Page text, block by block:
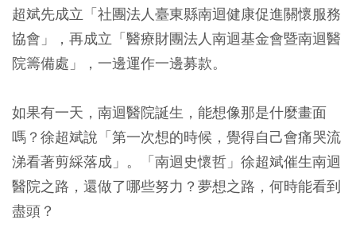
超斌先成立「社團法人臺東縣南迴健康促進關懷服務
協會」，再成立「醫療財團法人南迴基金會暨南迴醫
院籌備處」，一邊運作一邊募款。
如果有一天，南迴醫院誕生，能想像那是什麼畫面
嗎？徐超斌說「第一次想的時候，覺得自己會痛哭流
涕看著剪綵落成」。「南迴史懷哲」徐超斌催生南迴
醫院之路，還做了哪些努力？夢想之路，何時能看到
盡頭？